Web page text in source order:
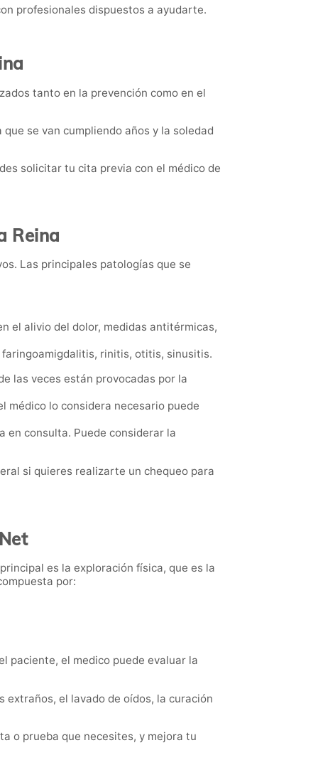
profesionales dispuestos a ayudarte.
tanto en la prevención como en el
se van cumpliendo años y la soledad
solicitar tu cita previa con el médico de
Reina
Las principales patologías que se
el alivio del dolor, medidas antitérmicas,
rinitis, otitis, sinusitis.
las veces están provocadas por la
médico lo considera necesario puede
en consulta. Puede considerar la
si quieres realizarte un chequeo para
es la exploración física, que es la
por:
paciente, el medico puede evaluar la
extraños, el lavado de oídos, la curación
o prueba que necesites, y mejora tu